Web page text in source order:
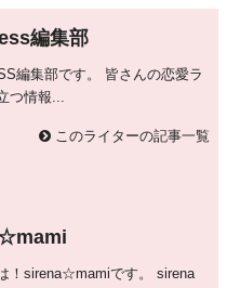
編集部
編集部です。 皆さんの恋愛ラ
つ情報...
このライターの記事一覧
！sirena☆mamiです。 sirena